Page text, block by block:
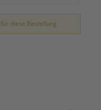
diese Bestellung